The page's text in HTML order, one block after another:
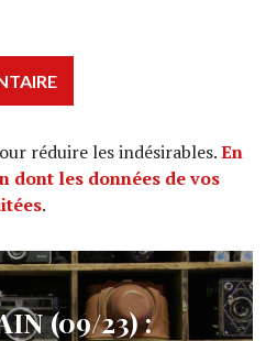
réduire les indésirables.En
dont les données de vos
.
(09/23) :